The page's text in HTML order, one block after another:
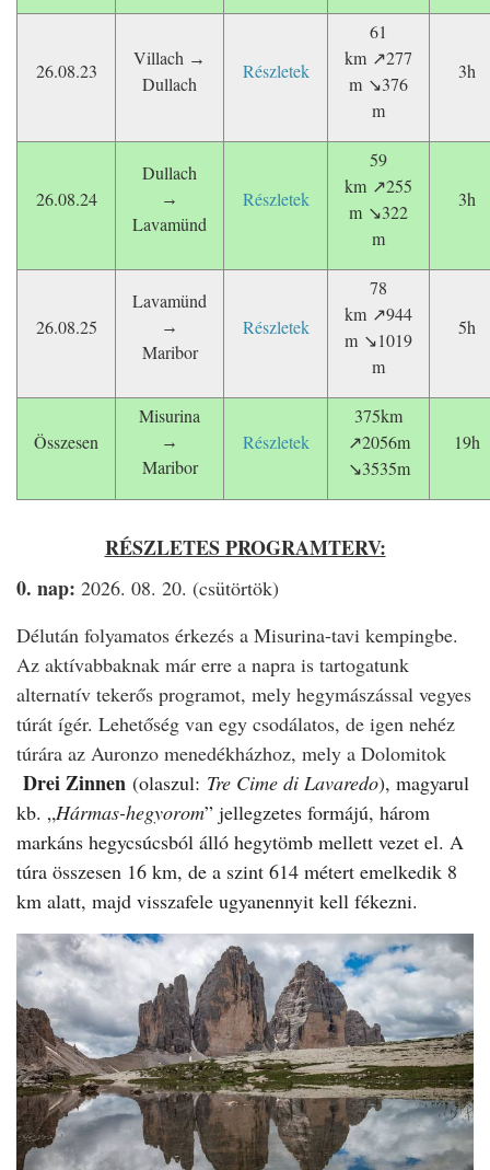
26.08.23
Villach →
Dullach
Részletek
61
km ↗277
m ↘376
m
3h
26.08.24
Dullach
→
Lavamünd
Részletek
59
km ↗255
m ↘322
m
3h
26.08.25
Lavamünd
→
Maribor
Részletek
78
km ↗944
m ↘1019
m
5h
Összesen
Misurina
→
Maribor
Részletek
375km
↗2056m
↘3535m
19h
RÉSZLETES PROGRAMTERV:
0. nap: 2026. 08. 20. (csütörtök)
Délután folyamatos érkezés a Misurina-tavi kempingbe.
Az aktívabbaknak már erre a napra is tartogatunk
alternatív tekerős programot, mely hegymászással vegyes
túrát ígér. Lehetőség van egy csodálatos, de igen nehéz
túrára az Auronzo menedékházhoz, mely a Dolomitok
Drei Zinnen (olaszul: Tre Cime di Lavaredo), magyarul
kb. „Hármas-hegyorom” jellegzetes formájú, három
markáns hegycsúcsból álló hegytömb mellett vezet el. A
túra összesen 16 km, de a szint 614 métert emelkedik 8
km alatt, majd visszafele ugyanennyit kell fékezni.